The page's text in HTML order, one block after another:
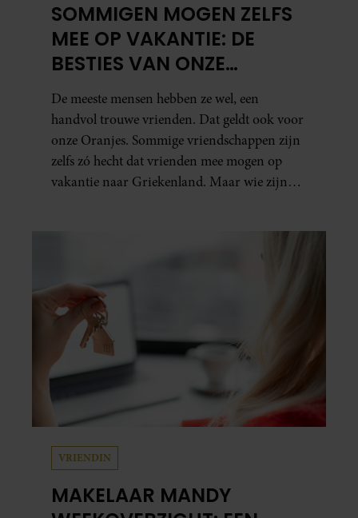
SOMMIGEN MOGEN ZELFS
MEE OP VAKANTIE: DE
BESTIES VAN ONZE
ORANJES
De meeste mensen hebben ze wel, een
handvol trouwe vrienden. Dat geldt ook voor
onze Oranjes. Sommige vriendschappen zijn
zelfs zó hecht dat vrienden mee mogen op
vakantie naar Griekenland. Maar wie zijn
VRIENDIN
MAKELAAR MANDY